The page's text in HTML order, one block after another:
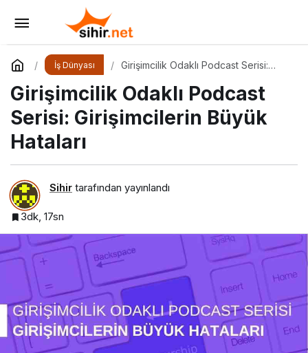
İş Dünyası
Girişimcilik Odaklı Podcast Serisi:
Girişimcilik Odaklı Podcast
Serisi: Girişimcilerin Büyük
Hataları
Sihir tarafından yayınlandı
3dk, 17sn
İslam Dünyasının Genç Girişimcileri ve
Yatırımcıları İstanbul’da Buluşuyor
Yorum Yap